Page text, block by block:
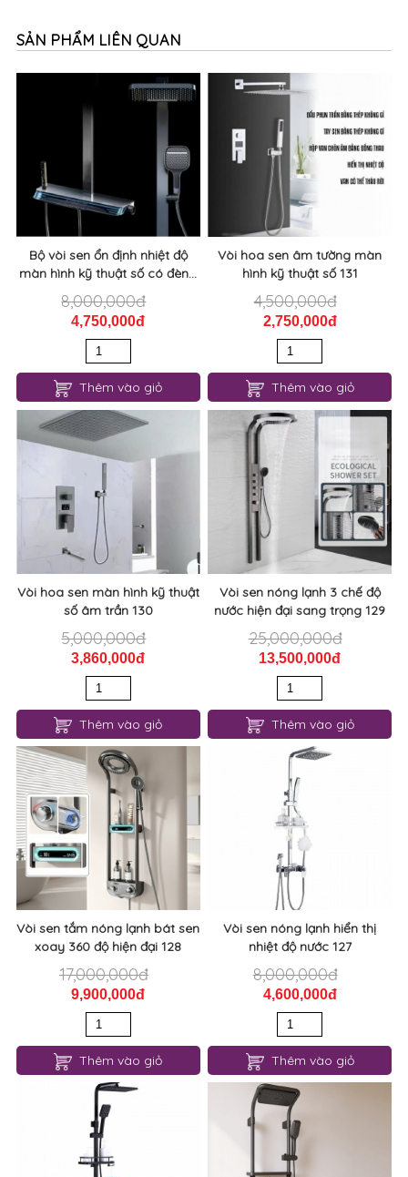
SẢN PHẨM LIÊN QUAN
Bộ vòi sen ổn định nhiệt độ
màn hình kỹ thuật số có đèn...
8,000,000đ
4,750,000đ
Thêm vào giỏ
Vòi hoa sen âm tường màn
hình kỹ thuật số 131
4,500,000đ
2,750,000đ
Thêm vào giỏ
Vòi hoa sen màn hình kỹ thuật
số âm trần 130
5,000,000đ
3,860,000đ
Thêm vào giỏ
Vòi sen nóng lạnh 3 chế độ
nước hiện đại sang trọng 129
25,000,000đ
13,500,000đ
Thêm vào giỏ
Vòi sen tắm nóng lạnh bát sen
xoay 360 độ hiện đại 128
17,000,000đ
9,900,000đ
Thêm vào giỏ
Vòi sen nóng lạnh hiển thị
nhiệt độ nước 127
8,000,000đ
4,600,000đ
Thêm vào giỏ